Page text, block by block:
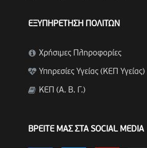
ΕΞΥΠΗΡΕΤΗΣΗ ΠΟΛΙΤΩΝ
Χρήσιμες Πληροφορίες
Υπηρεσίες Υγείας (ΚΕΠ Υγείας)
ΚΕΠ (Α. Β. Γ.)
ΒΡΕΙΤΕ ΜΑΣ ΣΤΑ SOCIAL MEDIA